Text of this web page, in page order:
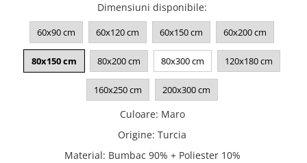
Dimensiuni disponibile:
60x90 cm 60x120 cm 60x150 cm 60x200 cm
80x150 cm 80x200 cm 80x300 cm 120x180 cm
160x250 cm 200x300 cm
Culoare: Maro
Origine: Turcia
Material: Bumbac 90% + Poliester 10%